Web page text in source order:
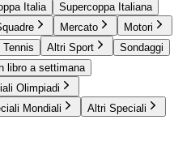
Italia
Supercoppa Italiana
Mercato
Motori
Tennis Altri Sport
Sondaggi
libro a settimana
Olimpiadi
Mondiali Altri Speciali